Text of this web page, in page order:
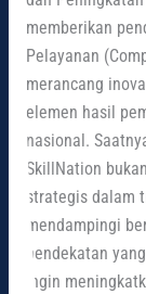
memberikan
Pelayanan
merancang
elemen hasil
nasional.
SkillNation
strategis dalam
mendampingi
pendekatan
Ingin